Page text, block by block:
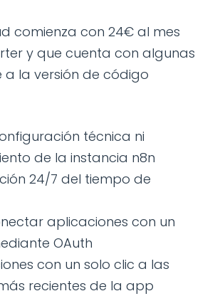
comienza con 24€ al mes
y que cuenta con algunas
a la versión de código
técnica ni
de la instancia n8n
24/7 del tiempo de
aplicaciones con un
OAuth
con un solo clic a las
recientes de la app